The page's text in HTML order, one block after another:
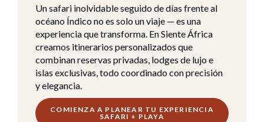
Un safari inolvidable seguido de días frente al
océano Índico no es solo un viaje — es una
experiencia que transforma. En Siente África
creamos itinerarios personalizados que
combinan reservas privadas, lodges de lujo e
islas exclusivas, todo coordinado con precisión
y elegancia.
COMIENZA A PLANEAR TU EXPERIENCIA
SAFARI + PLAYA